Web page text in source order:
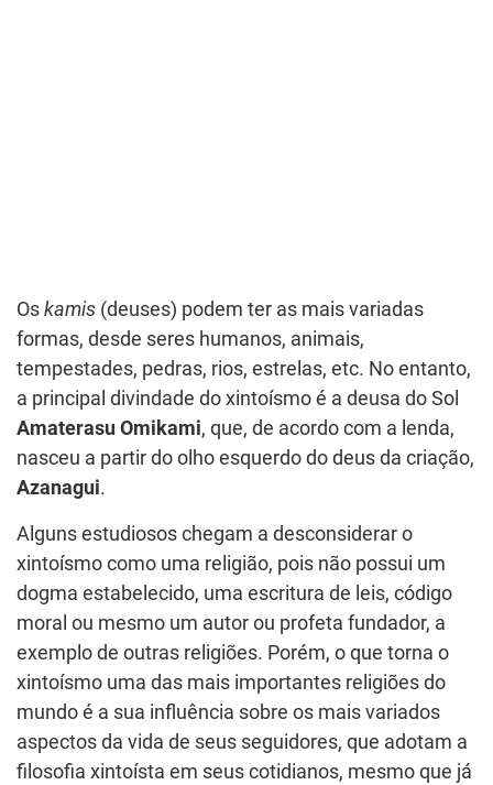
Os kamis (deuses) podem ter as mais variadas
formas, desde seres humanos, animais,
tempestades, pedras, rios, estrelas, etc. No entanto,
a principal divindade do xintoísmo é a deusa do Sol
Amaterasu Omikami, que, de acordo com a lenda,
nasceu a partir do olho esquerdo do deus da criação,
Azanagui.
Alguns estudiosos chegam a desconsiderar o
xintoísmo como uma religião, pois não possui um
dogma estabelecido, uma escritura de leis, código
moral ou mesmo um autor ou profeta fundador, a
exemplo de outras religiões. Porém, o que torna o
xintoísmo uma das mais importantes religiões do
mundo é a sua influência sobre os mais variados
aspectos da vida de seus seguidores, que adotam a
filosofia xintoísta em seus cotidianos, mesmo que já